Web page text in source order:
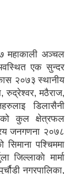
महाकाली अञ्चल
एक सुन्दर
२०७३ स्थानीय
रुद्रेश्वर, मठैराज,
डिलासैनी
कुल क्षेत्रफल
जनगणना २०७८
पश्चिममा
जिल्लाकाे मार्मा
नगरपालिका,